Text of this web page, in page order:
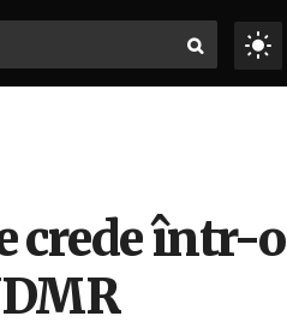
crede într-o